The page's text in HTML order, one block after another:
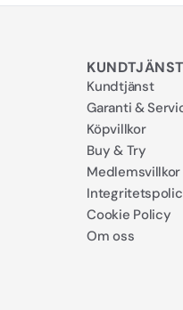
KUNDTJÄNST
Kundtjänst
Garanti &
Köpvillkor
Buy & Try
Medlemsvillkor
Cookie Policy
Om oss